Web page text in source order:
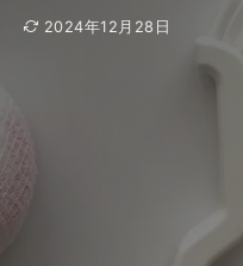
2024年12月28日